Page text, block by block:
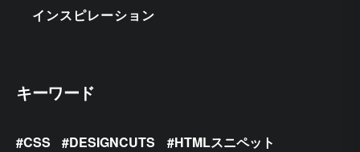
インスピレーション
キーワード
CSS DESIGNCUTS
HTMLスニペット